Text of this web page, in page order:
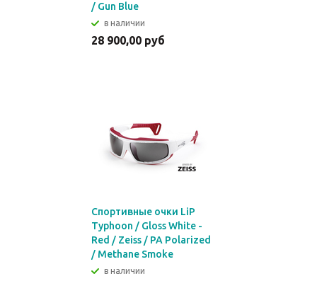
/ Gun Blue
в наличии
28 900,00 руб
Спортивные очки LiP
Typhoon / Gloss White -
Red / Zeiss / PA Polarized
/ Methane Smoke
в наличии